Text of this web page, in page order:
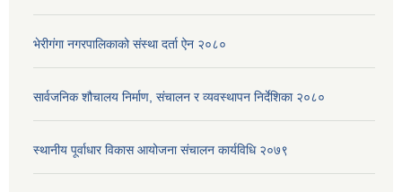
भेरीगंगा नगरपालिकाको संस्था दर्ता ऐन २०८०
सार्वजनिक शौचालय निर्माण, संचालन र व्यवस्थापन निर्देशिका २०८०
स्थानीय पूर्वाधार विकास आयोजना संचालन कार्यविधि २०७९